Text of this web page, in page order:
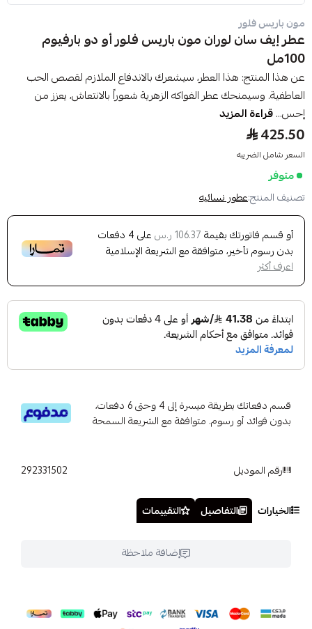
مون باريس فلور
عطر إيف سان لوران مون باريس فلور أو دو بارفيوم
100مل
عن هذا المنتج: هذا العطر، سيشعرك بالاندفاع الملازم لقصص الحب
العاطفية. وسيمنحك عطر الفواكه الزهرية شعوراً بالانتعاش، يعزز من
إحس...قراءة المزيد
425.50
السعر شامل الضريبه
متوفر
تصنيف المنتج:عطور نسائيه
أو قسم فاتورتك بقيمة 106.37 ر.س على4 دفعات
بدون رسوم تأخير، متوافقة مع الشريعة الإسلامية
اعرف أكثر
قسم دفعاتك بطريقة ميسرة إلى 4 وحتى 6 دفعات،
بدون فوائد أو رسوم. متوافقة مع الشريعة السمحة
رقم الموديل 292331502
الخيارات التفاصيل التقييمات
إضافة ملاحظة